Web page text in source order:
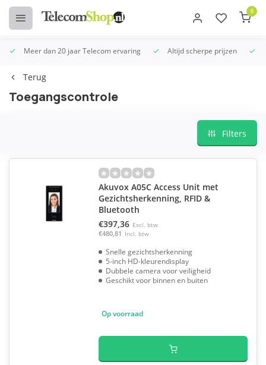
0
Meer dan 20 jaar Telecom ervaring Altijd scherpe prijzen
Terug
Toegangscontrole
Filters
Akuvox A05C Access Unit met
Gezichtsherkenning, RFID &
Bluetooth
€397,36 Excl. btw
€480,81 Incl. btw
Snelle gezichtsherkenning
5-inch HD-kleurendisplay
Dubbele camera voor veiligheid
Geschikt voor binnen en buiten
Op voorraad